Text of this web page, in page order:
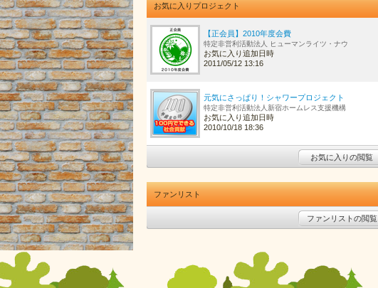
お気に入りプロジェクト
【正会員】2010年度会費
特定非営利活動法人 ヒューマンライツ・ナウ
お気に入り追加日時
2011/05/12 13:16
元気にさっぱり！シャワープロジェクト
特定非営利活動法人新宿ホームレス支援機構
お気に入り追加日時
2010/10/18 18:36
お気に入りの閲覧
ファンリスト
ファンリストの閲覧